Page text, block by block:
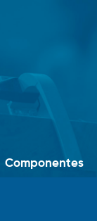
Componentes